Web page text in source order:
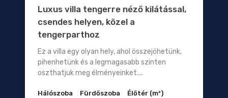
Luxus villa tengerre néző kilátással,
csendes helyen, közel a
tengerparthoz
Ez a villa egy olyan hely, ahol összejöhetünk,
pihenhetünk és a legmagasabb szinten
oszthatjuk meg élményeinket....
Hálószoba Fürdőszoba Élőtér (m²)